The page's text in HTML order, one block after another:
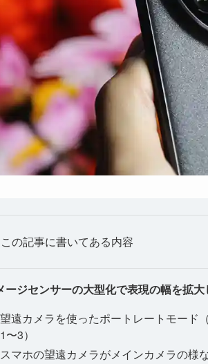
この記事に書いてある内容
ージセンサーの大型化で表現の幅を拡
望遠カメラを使ったポートレートモード
1〜3）
スマホの望遠カメラがメインカメラの様